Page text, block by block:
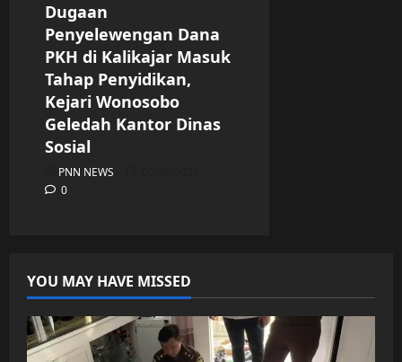
Dugaan
Penyelewengan Dana
PKH di Kalikajar Masuk
Tahap Penyidikan,
Kejari Wonosobo
Geledah Kantor Dinas
Sosial
PNN NEWS
0
YOU MAY HAVE MISSED